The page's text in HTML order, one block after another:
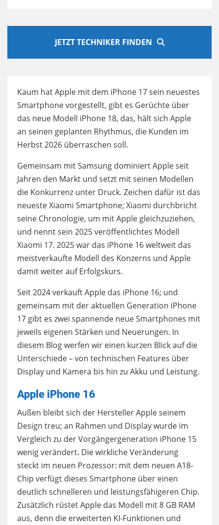
JETZT TECHNIKER FINDEN
Kaum hat Apple mit dem iPhone 17 sein neuestes
Smartphone vorgestellt, gibt es Gerüchte über
das neue Modell iPhone 18, das, hält sich Apple
an seinen geplanten Rhythmus, die Kunden im
Herbst 2026 überraschen soll.
Gemeinsam mit Samsung dominiert Apple seit
Jahren den Markt und setzt mit seinen Modellen
die Konkurrenz unter Druck. Zeichen dafür ist das
neueste Xiaomi Smartphone; Xiaomi durchbricht
seine Chronologie, um mit Apple gleichzuziehen,
und nennt sein 2025 veröffentlichtes Modell
Xiaomi 17. 2025 war das iPhone 16 weltweit das
meistverkaufte Modell des Konzerns und Apple
damit weiter auf Erfolgskurs.
Seit 2024 verkauft Apple das iPhone 16; und
gemeinsam mit der aktuellen Generation iPhone
17 gibt es zwei spannende neue Smartphones mit
jeweils eigenen Stärken und Neuerungen. In
diesem Blog werfen wir einen kurzen Blick auf die
Unterschiede – von technischen Features über
Display und Kamera bis hin zu Akku und Leistung.
Apple iPhone 16
Außen bleibt sich der Hersteller Apple seinem
Design treu; an Rahmen und Display wurde im
Vergleich zu der Vorgängergeneration iPhone 15
wenig verändert. Die wirkliche Veränderung
steckt im neuen Prozessor: mit dem neuen A18-
Chip verfügt dieses Smartphone über einen
deutlich schnelleren und leistungsfähigeren Chip.
Zusätzlich rüstet Apple das Modell mit 8 GB RAM
aus, denn die erweiterten KI-Funktionen und